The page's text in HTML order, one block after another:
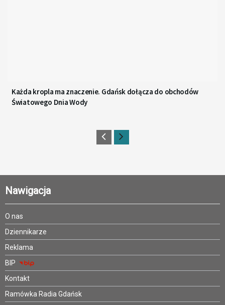
Każda kropla ma znaczenie. Gdańsk dołącza do obchodów
Światowego Dnia Wody
Nawigacja
O nas
Dziennikarze
Reklama
BIP
Kontakt
Ramówka Radia Gdańsk